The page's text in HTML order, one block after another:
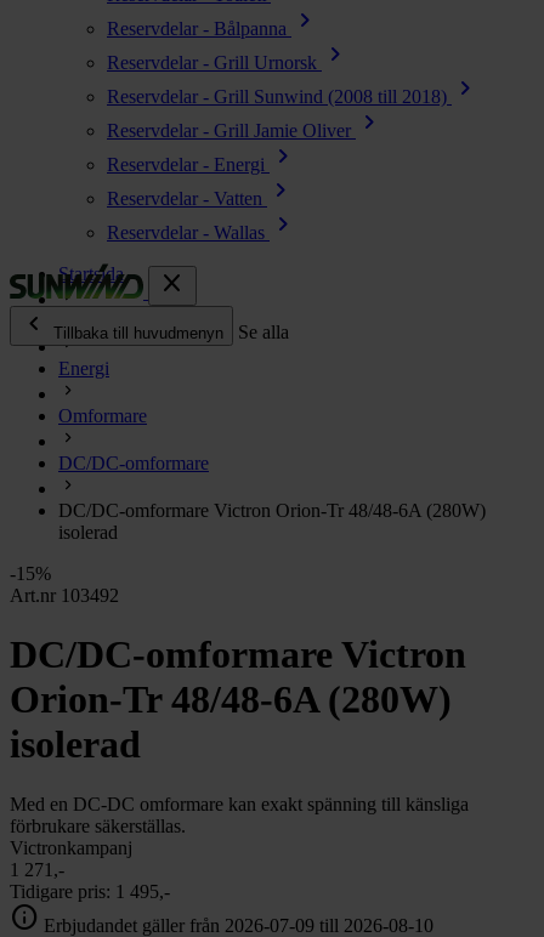
Reservdelar - Bålpanna chevron_right
Reservdelar - Grill Urnorsk chevron_right
Reservdelar - Grill Sunwind (2008 till 2018) chevron_right
Reservdelar - Grill Jamie Oliver chevron_right
Reservdelar - Energi chevron_right
Reservdelar - Vatten chevron_right
Reservdelar - Wallas
chevron_right
close
chevron_left
Tillbaka till huvudmenyn Se alla
Energi
Kök & Gasol
Värme chevron_right
Vatten chevron_right
Grill & Fritid
Reservdelar chevron_right
Startsida
Energi
Omformare
DC/DC-omformare
DC/DC-omformare Victron Orion-Tr 48/48-6A (280W)
isolerad
-15%
Art.nr 103492
DC/DC-omformare Victron
Orion-Tr 48/48-6A (280W)
isolerad
Med en DC-DC omformare kan exakt spänning till känsliga
förbrukare säkerställas.
Victronkampanj
1 271,-
Tidigare pris: 1 495,-
info Erbjudandet gäller från 2026-07-09 till 2026-08-10